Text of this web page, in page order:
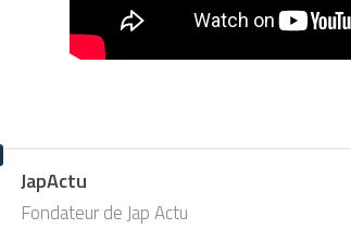
JapActu
Fondateur de Jap Actu